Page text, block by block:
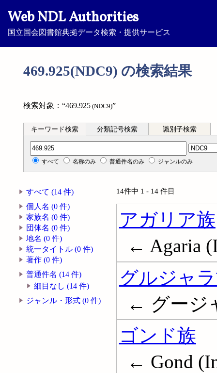
Web NDL Authorities
国立国会図書館典拠データ検索・提供サービス
469.925(NDC9) の検索結果
検索対象：“469.925 (NDC9)”
キーワード検索 分類記号検索 識別子検索
分類記号検索
すべて 名称のみ 普通件名のみ ジャンルのみ
すべて (14 件)
個人名 (0 件)
家族名 (0 件)
団体名 (0 件)
地名 (0 件)
統一タイトル (0 件)
著作 (0 件)
普通件名 (14 件)
細目なし (14 件)
ジャンル・形式 (0 件)
14件中 1 - 14 件目
アガリア族
← Agaria
グルジャ
← グージ
ゴンド族
← Gond